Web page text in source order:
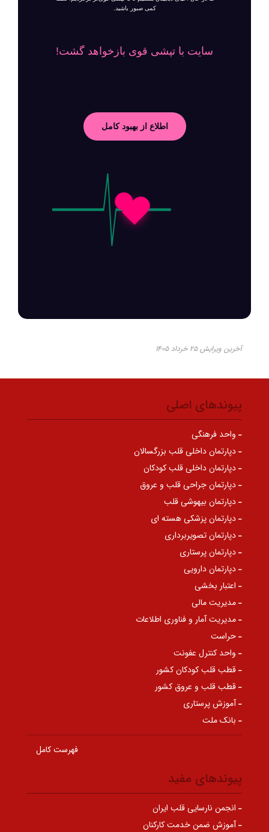
کمی صبور باشید.
سایت با تپشی قوی بازخواهد گشت!
اطلاع از بهبود کامل
آخرین ویرایش ۲۵ خرداد ۱۴۰۵
پیوندهای اصلی
واحد فرهنگی
دپارتمان داخلی قلب بزرگسالان
دپارتمان داخلی قلب کودکان
دپارتمان جراحی قلب و عروق
دپارتمان بیهوشی قلب
دپارتمان پزشکی هسته ای
دپارتمان تصویربرداری
دپارتمان پرستاری
دپارتمان دارویی
اعتبار بخشی
مدیریت مالی
مدیریت آمار و فناوری اطلاعات
حراست
واحد کنترل عفونت
قطب قلب کودکان کشور
قطب قلب و عروق کشور
آموزش پرستاری
بانک ملت
فهرست کامل
پیوندهای مفید
انجمن نارسایی قلب ایران
آموزش ضمن خدمت کارکنان